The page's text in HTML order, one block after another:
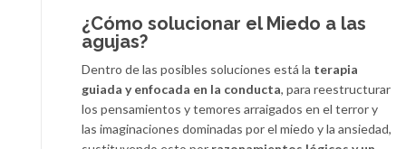
¿Cómo solucionar el Miedo a las
agujas?
Dentro de las posibles soluciones está la terapia
guiada y enfocada en la conducta, para reestructurar
los pensamientos y temores arraigados en el terror y
las imaginaciones dominadas por el miedo y la ansiedad,